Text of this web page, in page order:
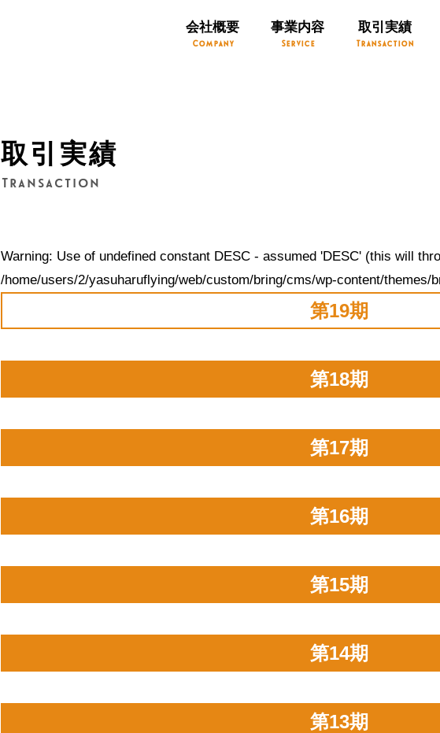
会社概要
Company
事業内容
Service
取引実績
Transaction
取引実績
Transaction
Warning: Use of undefined constant DESC - assumed 'DESC' (this will
/home/users/2/yasuharuflying/web/custom/bring/cms/wp-content/themes/
第19期
第18期
第17期
第16期
第15期
第14期
第13期